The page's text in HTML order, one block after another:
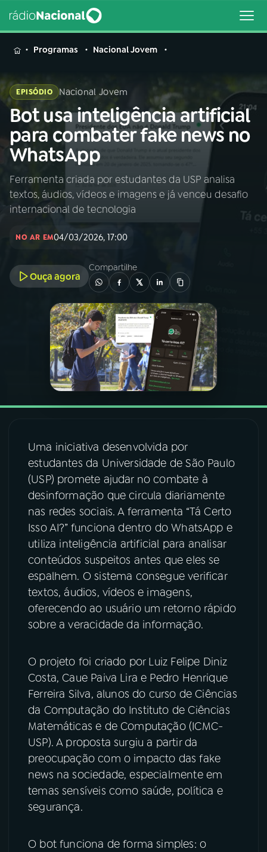
MENU
Buscar
na
Rádio
Nacional
Buscar
AO VIVO
PROGRAMAS
PODCASTS
07 ÚLTIMAS
08 FESTIVAL DE MÚSICA
ACOMPANHE A RÁDIO NACIONAL
YouTube Facebook
Instagram X
TikTok
Programas Nacional Jovem
EPISÓDIO Nacional Jovem
Bot usa inteligência artificial
para combater fake news no
WhatsApp
Ferramenta criada por estudantes da USP analisa
textos, áudios, vídeos e imagens e já venceu desafio
internacional de tecnologia
NO AR EM04/03/2026, 17:00
Ouça agora
Compartilhe
Uma iniciativa desenvolvida por
estudantes da Universidade de São Paulo
(USP) promete ajudar no combate à
desinformação que circula diariamente
nas redes sociais. A ferramenta “Tá Certo
Isso AI?” funciona dentro do WhatsApp e
utiliza inteligência artificial para analisar
conteúdos suspeitos antes que eles se
espalhem. O sistema consegue verificar
textos, áudios, vídeos e imagens,
oferecendo ao usuário um retorno rápido
sobre a veracidade da informação.
O projeto foi criado por Luiz Felipe Diniz
Costa, Caue Paiva Lira e Pedro Henrique
Ferreira Silva, alunos do curso de Ciências
da Computação do Instituto de Ciências
Matemáticas e de Computação (ICMC-
USP). A proposta surgiu a partir da
preocupação com o impacto das fake
news na sociedade, especialmente em
temas sensíveis como saúde, política e
segurança.
O bot funciona de forma simples: o